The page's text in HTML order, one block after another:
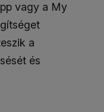
vagy a My
a
és